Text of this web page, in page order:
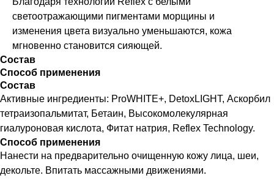
светоотражающими пигментами морщины и
изменения цвета визуально уменьшаются, кожа
мгновенно становится сияющей.
Состав
Способ применения
Состав
Активные ингредиенты: ProWHITE+, DetoxLIGHT, Аскорбил
тетраизопальмитат, Бетаин, Высокомолекулярная
гиалуроновая кислота, Фитат натрия, Reflex Technology.
Способ применения
Нанести на предварительно очищенную кожу лица, шеи,
декольте. Впитать массажными движениями.